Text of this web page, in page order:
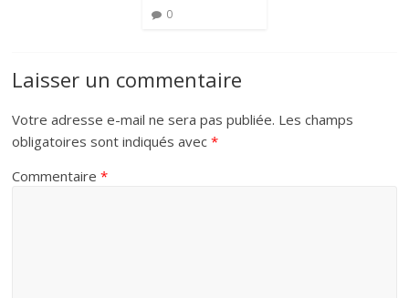
0
Laisser un commentaire
Votre adresse e-mail ne sera pas publiée. Les champs
obligatoires sont indiqués avec*
Commentaire*